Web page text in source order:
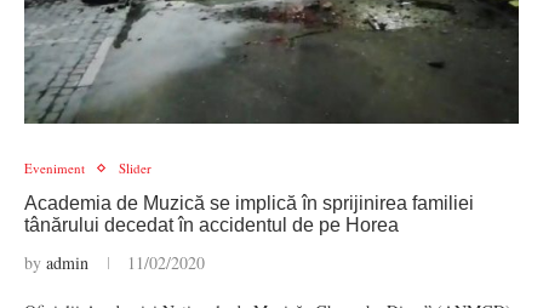
Eveniment Slider
Academia de Muzică se implică în sprijinirea familiei
tânărului decedat în accidentul de pe Horea
by admin 11/02/2020